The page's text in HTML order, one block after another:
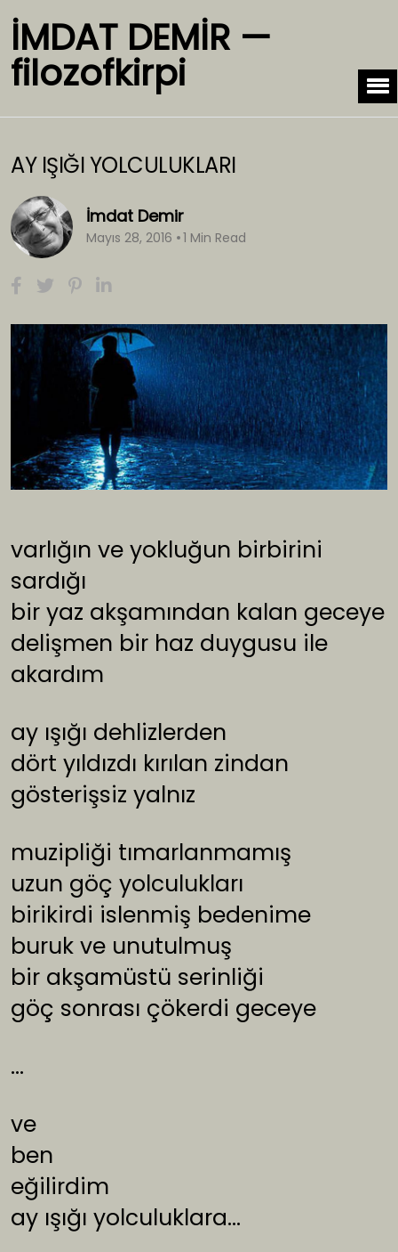
İMDAT DEMİR —
filozofkirpi
AY IŞIĞI YOLCULUKLARI
İmdat Demir
Mayıs 28, 2016 1 Min Read
varlığın ve yokluğun birbirini
sardığı
bir yaz akşamından kalan geceye
delişmen bir haz duygusu ile
akardım
ay ışığı dehlizlerden
dört yıldızdı kırılan zindan
gösterişsiz yalnız
muzipliği tımarlanmamış
uzun göç yolculukları
birikirdi islenmiş bedenime
buruk ve unutulmuş
bir akşamüstü serinliği
göç sonrası çökerdi geceye
…
ve
ben
eğilirdim
ay ışığı yolculuklara…